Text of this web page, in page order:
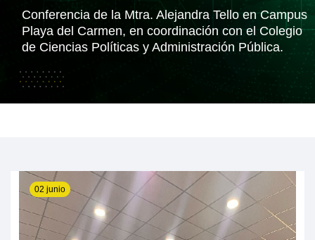
Conferencia de la Mtra. Alejandra Tello en Campus
Playa del Carmen, en coordinación con el Colegio
de Ciencias Políticas y Administración Pública.
02 junio